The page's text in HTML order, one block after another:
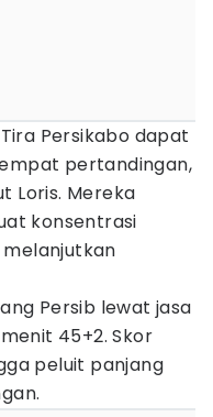
Persikabo dapat
pertandingan,
Loris. Mereka
konsentrasi
melanjutkan
Persib lewat jasa
45+2. Skor
peluit panjang